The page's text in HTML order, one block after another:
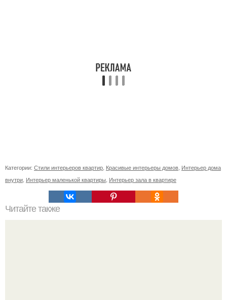
Категории: Стили интерьеров квартир Красивые интерьеры домов Интерьер дома
внутри Интерьер маленькой квартиры Интерьер зала в квартире
Читайте также